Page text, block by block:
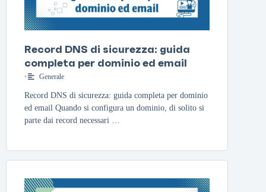
Record DNS di sicurezza: guida
completa per dominio ed email
• Generale
Record DNS di sicurezza: guida completa per dominio
ed email Quando si configura un dominio, di solito si
parte dai record necessari …